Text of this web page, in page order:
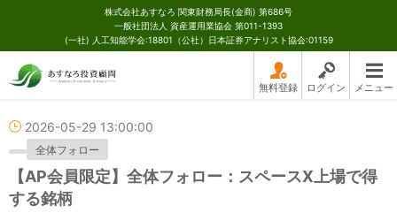
株式会社あすなろ 関東財務局長(金商) 第686号
一般社団法人 資産運用業協会 第011-1393
(一社) 人工知能学会:18801（公社）日本証券アナリスト協会:01159
無料登録 ログイン メニュー
2026-05-29 13:00:00
全体フォロー
【AP会員限定】全体フォロー：スペースX上場で得
する銘柄